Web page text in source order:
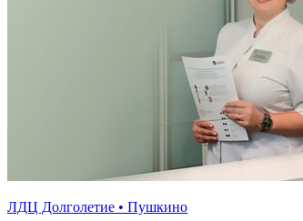
ЛДЦ Долголетие • Пушкино